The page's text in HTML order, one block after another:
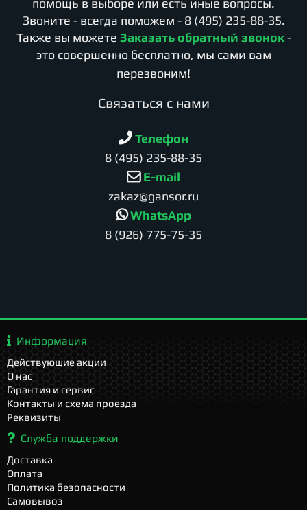
помощь в выборе или есть иные вопросы.
Звоните - всегда поможем - 8 (495) 235-88-35.
Также вы можете Заказать обратный звонок -
это совершенно бесплатно, мы сами вам
перезвоним!
Cвязаться с нами
Телефон
8 (495) 235-88-35
E-mail
zakaz@gansor.ru
WhatsApp
8 (926) 775-75-35
Информация
Действующие акции
О нас
Гарантия и сервис
Контакты и схема проезда
Реквизиты
Служба поддержки
Доставка
Оплата
Политика безопасности
Самовывоз